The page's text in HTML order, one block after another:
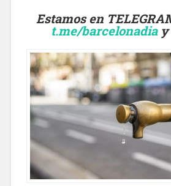
Estamos en
t.me/barcelonadia